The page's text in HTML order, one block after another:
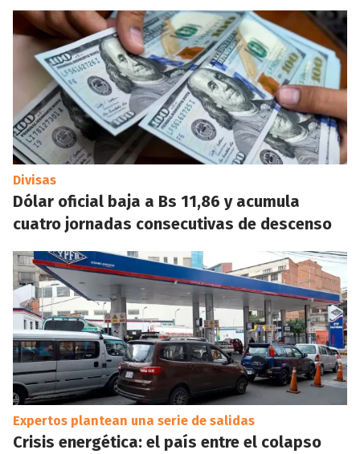
Divisas
Dólar oficial baja a Bs 11,86 y acumula
cuatro jornadas consecutivas de descenso
Expertos plantean una serie de salidas
Crisis energética: el país entre el colapso